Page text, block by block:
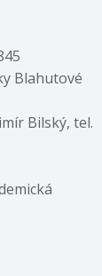
Blahutové
Bilský, tel.